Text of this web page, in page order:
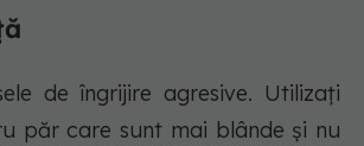
de îngrijire agresive. Utilizați
păr care sunt mai blânde și nu